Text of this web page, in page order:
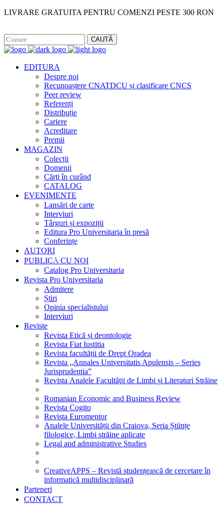
LIVRARE GRATUITA PENTRU COMENZI PESTE 300 RON
CAUTĂ
EDITURA
Despre noi
Recunoaștere CNATDCU și clasificare CNCS
Peer review
Referenți
Distribuție
Cariere
Acreditare
Premii
MAGAZIN
Colecții
Domenii
Cărţi în curând
CATALOG
EVENIMENTE
Lansări de carte
Interviuri
Târguri și expoziții
Editura Pro Universitaria în presă
Conferințe
AUTORI
PUBLICĂ CU NOI
Catalog Pro Universitaria
Revista Pro Universitaria
Admitere
Știri
Opinia specialistului
Interviuri
Reviste
Revista Etică și deontologie
Revista Fiat Iustitia
Revista facultății de Drept Oradea
Revista „Annales Universitatis Apulensis – Series
Jurisprudentia”
Revista Analele Facultăţii de Limbi și Literaturi Străine
Romanian Economic and Business Review
Revista Cogito
Revista Euromentor
Analele Universității din Craiova, Seria Științe
filologice, Limbi străine aplicate
Legal and administrative Studies
CreativeAPPS – Revistă studențească de cercetare în
informatică multidisciplinară
Parteneri
CONTACT